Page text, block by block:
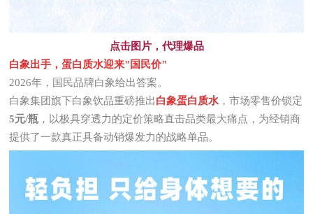
点击图片，代理爆品
白象出手，蛋白质水迎来"国民价"
2026年，国民品牌白象给出答案。
白象集团旗下白象饮品重磅推出白象蛋白质水 ，市场零售价锁定
5元/瓶 ，以极具穿透力的定价策略直击品类最大痛点，为经销商
提供了一款真正具备动销爆发力的战略单品。